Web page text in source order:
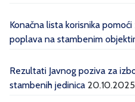
Konačna lista korisnika
poplava na stambenim
Rezultati Javnog poziva za
stambenih jedinica